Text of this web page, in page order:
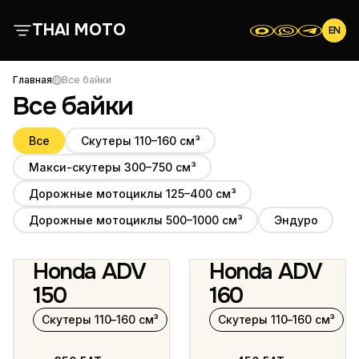
THAI MOTO EN
О нас
Все байки
Отзывы
Контакты
Условия аренды
Скутеры
Главная Все байки
Все байки
Все
Скутеры 110–160 см³
Макси-скутеры 300–750 см³
Дорожные мотоциклы 125–400 см³
Дорожные мотоциклы 500–1000 см³
Эндуро
2 фото
Honda ADV
150
Скутеры 110–160 см³
5 фото
Honda ADV
160
Скутеры 110–160 см³